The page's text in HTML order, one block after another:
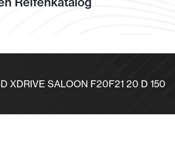
XDRIVE SALOON F20F21 20 D 150